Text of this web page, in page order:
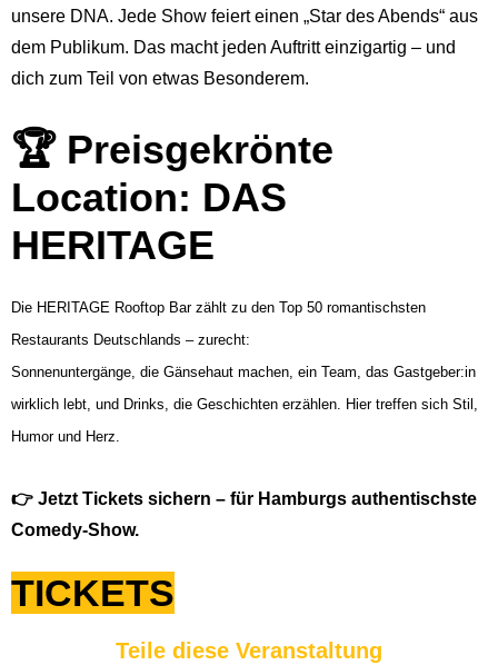
unsere DNA. Jede Show feiert einen „Star des Abends“ aus
dem Publikum. Das macht jeden Auftritt einzigartig – und
dich zum Teil von etwas Besonderem.
🏆 Preisgekrönte
Location: DAS
HERITAGE
Die HERITAGE Rooftop Bar zählt zu den Top 50 romantischsten
Restaurants Deutschlands – zurecht:
Sonnenuntergänge, die Gänsehaut machen, ein Team, das Gastgeber:in
wirklich lebt, und Drinks, die Geschichten erzählen. Hier treffen sich Stil,
Humor und Herz.
👉 Jetzt Tickets sichern – für Hamburgs authentischste
Comedy-Show.
TICKETS
Teile diese Veranstaltung